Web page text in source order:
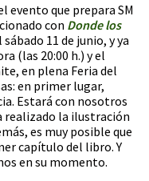
evento que prepara SM
con Donde los
11 de junio, y ya
(las 20:00 h.) y el
en plena Feria del
en primer lugar,
Estará con nosotros
realizado la ilustración
es muy posible que
capítulo del libro. Y
en su momento.